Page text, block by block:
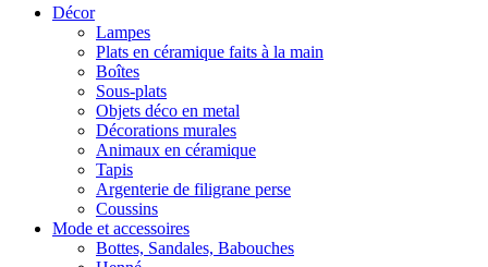
Décor
Lampes
Plats en céramique faits à la main
Boîtes
Sous-plats
Objets déco en metal
Décorations murales
Animaux en céramique
Tapis
Argenterie de filigrane perse
Coussins
Mode et accessoires
Bottes, Sandales, Babouches